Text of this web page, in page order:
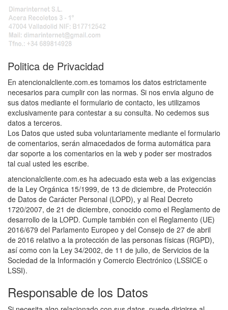
Politica de Privacidad
En atencionalcliente.com.es tomamos los datos estrictamente
necesarios para cumplir con las normas. Si nos envia alguno de
sus datos mediante el formulario de contacto, les utilizamos
exclusivamente para contestar a su consulta. No cedemos sus
datos a terceros.
Los Datos que usted suba voluntariamente mediante el formulario
de comentarios, serán almacedados de forma automática para
dar soporte a los comentarios en la web y poder ser mostrados
tal cual usted les escribe.
atencionalcliente.com.es ha adecuado esta web a las exigencias
de la Ley Orgánica 15/1999, de 13 de diciembre, de Protección
de Datos de Carácter Personal (LOPD), y al Real Decreto
1720/2007, de 21 de diciembre, conocido como el Reglamento de
desarrollo de la LOPD. Cumple también con el Reglamento (UE)
2016/679 del Parlamento Europeo y del Consejo de 27 de abril
de 2016 relativo a la protección de las personas físicas (RGPD),
así como con la Ley 34/2002, de 11 de julio, de Servicios de la
Sociedad de la Información y Comercio Electrónico (LSSICE o
LSSI).
Responsable de los Datos